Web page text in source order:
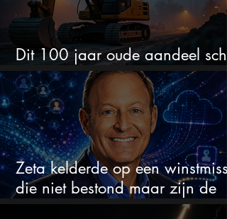
Dit 100 jaar oude aandeel
omhoog door de AI-boom
Zeta kelderde op een
die niet bestond maar zijn de
aandelen koopwaardig?